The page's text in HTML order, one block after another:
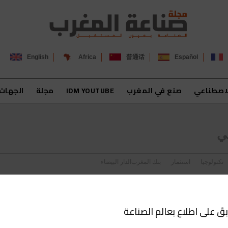
Español
普通话
Africa
English
صنع في المغرب IDM YOUTUBE مجلة الجهات
بنسبة 48,7 في المائة عند متم يونيو الماضي
على اطلاع بعالم الصناعة